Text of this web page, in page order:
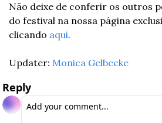
Não deixe de conferir os outros
do festival na nossa página
clicando aqui.
Updater: Monica Gelbecke
Reply